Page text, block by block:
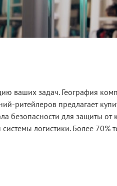
ваших задач. География
ритейлеров предлагает
безопасности для защиты
логистики. Более